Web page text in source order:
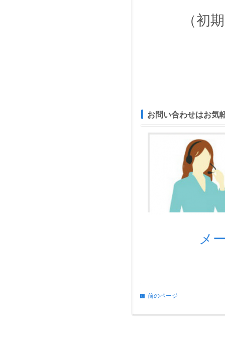
（初
お問い合わせはお気
メ
前のページ